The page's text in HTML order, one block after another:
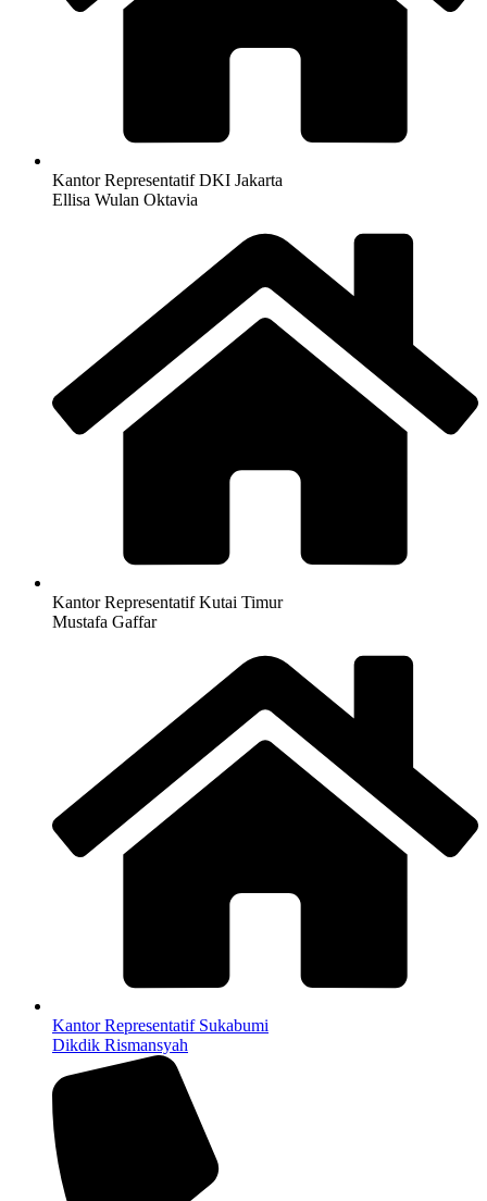
Kantor Representatif DKI Jakarta
Ellisa Wulan Oktavia
Kantor Representatif Kutai Timur
Mustafa Gaffar
Kantor Representatif Sukabumi
Dikdik Rismansyah